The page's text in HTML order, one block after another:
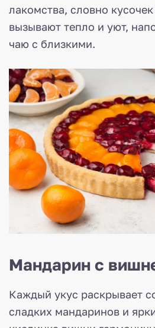
лакомства, словно кусочек
вызывают тепло и уют,
чаю с близкими.
Мандарин с
Каждый укус раскрывает
сладких мандаринов и